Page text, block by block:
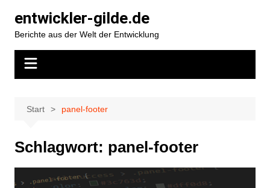
Inhalt
springen
entwickler-gilde.de
Berichte aus der Welt der Entwicklung
Start panel-footer
Schlagwort: panel-footer